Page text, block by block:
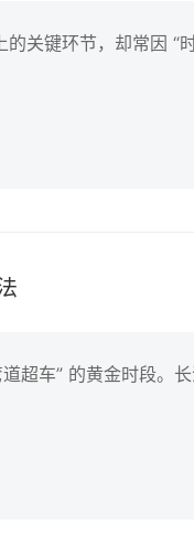
关键环节，却常因 “
超车” 的黄金时段。